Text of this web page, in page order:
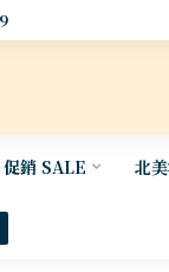
促銷 SALE 北